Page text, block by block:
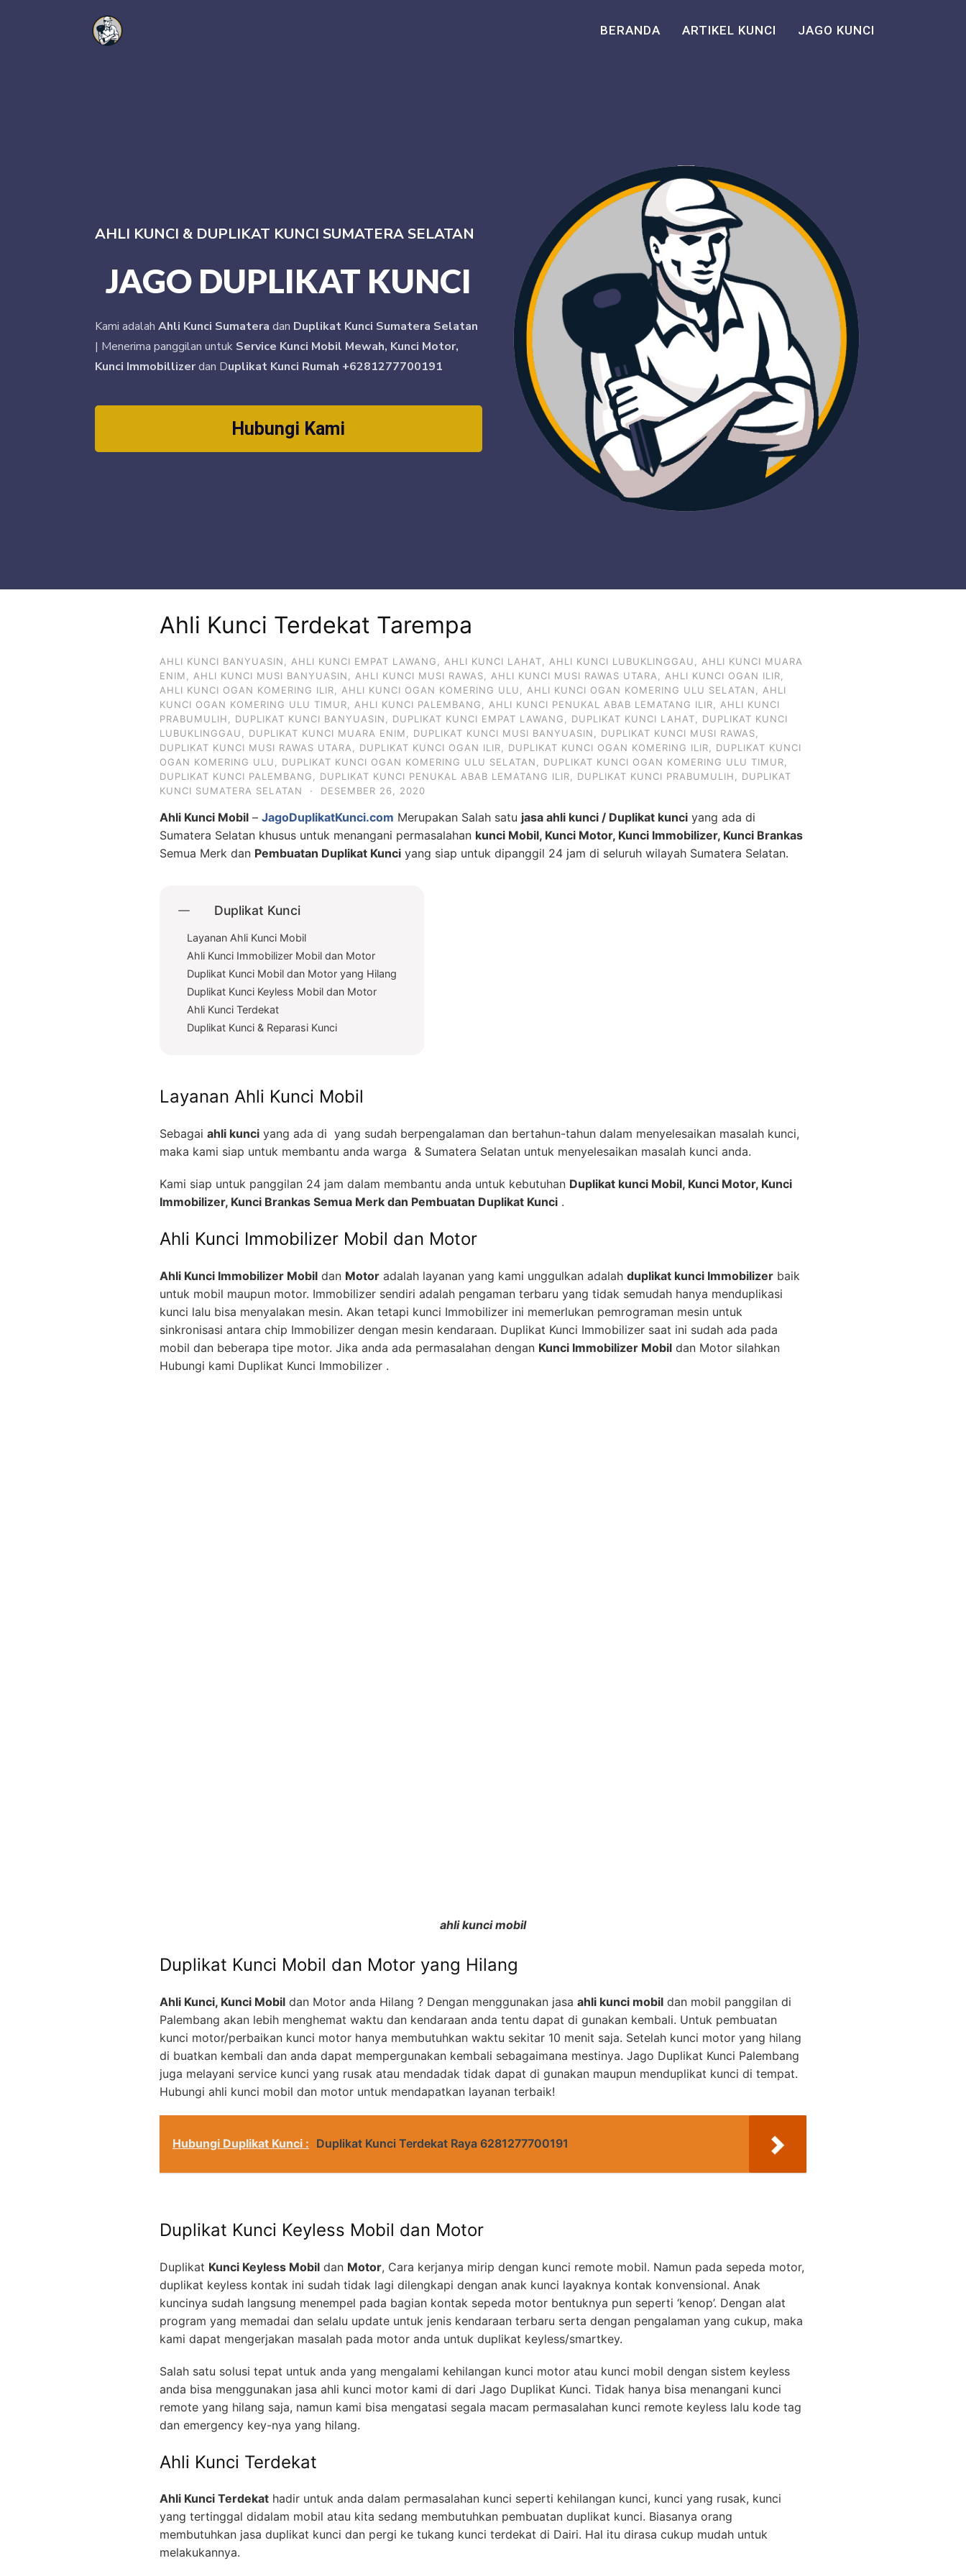
BERANDA ARTIKEL KUNCI JAGO KUNCI
AHLI KUNCI & DUPLIKAT KUNCI SUMATERA SELATAN
JAGO DUPLIKAT KUNCI
Kami adalah Ahli Kunci Sumatera dan Duplikat Kunci Sumatera Selatan
| Menerima panggilan untuk Service Kunci Mobil Mewah, Kunci Motor,
Kunci Immobillizerdan Duplikat Kunci Rumah +6281277700191
Hubungi Kami
Ahli Kunci Terdekat Tarempa
AHLI KUNCI BANYUASIN AHLI KUNCI EMPAT LAWANG AHLI KUNCI LAHAT AHLI KUNCI LUBUKLINGGAU
AHLI KUNCI MUARA
ENIM
AHLI KUNCI MUSI BANYUASIN AHLI KUNCI MUSI RAWAS AHLI KUNCI MUSI RAWAS UTARA AHLI KUNCI OGAN ILIR
AHLI KUNCI OGAN KOMERING ILIR
AHLI KUNCI OGAN KOMERING ULU AHLI KUNCI OGAN KOMERING ULU SELATAN
AHLI
KUNCI OGAN KOMERING ULU TIMUR
AHLI KUNCI PALEMBANG AHLI KUNCI PENUKAL ABAB LEMATANG ILIR
AHLI KUNCI
PRABUMULIH
DUPLIKAT KUNCI BANYUASIN DUPLIKAT KUNCI EMPAT LAWANG DUPLIKAT KUNCI LAHAT
DUPLIKAT KUNCI
LUBUKLINGGAU
DUPLIKAT KUNCI MUARA ENIM DUPLIKAT KUNCI MUSI BANYUASIN DUPLIKAT KUNCI MUSI RAWAS
DUPLIKAT KUNCI MUSI RAWAS UTARA
DUPLIKAT KUNCI OGAN ILIR DUPLIKAT KUNCI OGAN KOMERING ILIR
DUPLIKAT KUNCI
OGAN KOMERING ULU
DUPLIKAT KUNCI OGAN KOMERING ULU SELATAN DUPLIKAT KUNCI OGAN KOMERING ULU TIMUR
DUPLIKAT KUNCI PALEMBANG
DUPLIKAT KUNCI PENUKAL ABAB LEMATANG ILIR DUPLIKAT KUNCI PRABUMULIH
DUPLIKAT
KUNCI SUMATERA SELATAN
· DESEMBER 26, 2020
Ahli Kunci Mobil – JagoDuplikatKunci.com Merupakan Salah satu jasa ahli kunci / Duplikat kunci yang ada di
Sumatera Selatan khusus untuk menangani permasalahan kunci Mobil, Kunci Motor, Kunci Immobilizer, Kunci Brankas
Semua Merk dan Pembuatan Duplikat Kunci yang siap untuk dipanggil 24 jam di seluruh wilayah Sumatera Selatan.
Duplikat Kunci
Layanan Ahli Kunci Mobil
Ahli Kunci Immobilizer Mobil dan Motor
Duplikat Kunci Mobil dan Motor yang Hilang
Duplikat Kunci Keyless Mobil dan Motor
Ahli Kunci Terdekat
Duplikat Kunci & Reparasi Kunci
Layanan Ahli Kunci Mobil
Sebagai ahli kunci yang ada di yang sudah berpengalaman dan bertahun-tahun dalam menyelesaikan masalah kunci,
maka kami siap untuk membantu anda warga & Sumatera Selatan untuk menyelesaikan masalah kunci anda.
Kami siap untuk panggilan 24 jam dalam membantu anda untuk kebutuhan Duplikat kunci Mobil, Kunci Motor, Kunci
Immobilizer, Kunci Brankas Semua Merk dan Pembuatan Duplikat Kunci .
Ahli Kunci Immobilizer Mobil dan Motor
Ahli Kunci Immobilizer Mobil dan Motor adalah layanan yang kami unggulkan adalah duplikat kunci Immobilizer baik
untuk mobil maupun motor. Immobilizer sendiri adalah pengaman terbaru yang tidak semudah hanya menduplikasi
kunci lalu bisa menyalakan mesin. Akan tetapi kunci Immobilizer ini memerlukan pemrograman mesin untuk
sinkronisasi antara chip Immobilizer dengan mesin kendaraan. Duplikat Kunci Immobilizer saat ini sudah ada pada
mobil dan beberapa tipe motor. Jika anda ada permasalahan dengan Kunci Immobilizer Mobil dan Motor silahkan
Hubungi kami Duplikat Kunci Immobilizer .
ahli kunci mobil
Duplikat Kunci Mobil dan Motor yang Hilang
Ahli Kunci, Kunci Mobil dan Motor anda Hilang ? Dengan menggunakan jasa ahli kunci mobil dan mobil panggilan di
Palembang akan lebih menghemat waktu dan kendaraan anda tentu dapat di gunakan kembali. Untuk pembuatan
kunci motor/perbaikan kunci motor hanya membutuhkan waktu sekitar 10 menit saja. Setelah kunci motor yang hilang
di buatkan kembali dan anda dapat mempergunakan kembali sebagaimana mestinya. Jago Duplikat Kunci Palembang
juga melayani service kunci yang rusak atau mendadak tidak dapat di gunakan maupun menduplikat kunci di tempat.
Hubungi ahli kunci mobil dan motor untuk mendapatkan layanan terbaik!
Hubungi Duplikat Kunci : Duplikat Kunci Terdekat Raya 6281277700191
Duplikat Kunci Keyless Mobil dan Motor
Duplikat Kunci Keyless Mobil dan Motor, Cara kerjanya mirip dengan kunci remote mobil. Namun pada sepeda motor,
duplikat keyless kontak ini sudah tidak lagi dilengkapi dengan anak kunci layaknya kontak konvensional. Anak
kuncinya sudah langsung menempel pada bagian kontak sepeda motor bentuknya pun seperti ‘kenop’. Dengan alat
program yang memadai dan selalu update untuk jenis kendaraan terbaru serta dengan pengalaman yang cukup, maka
kami dapat mengerjakan masalah pada motor anda untuk duplikat keyless/smartkey.
Salah satu solusi tepat untuk anda yang mengalami kehilangan kunci motor atau kunci mobil dengan sistem keyless
anda bisa menggunakan jasa ahli kunci motor kami di dari Jago Duplikat Kunci. Tidak hanya bisa menangani kunci
remote yang hilang saja, namun kami bisa mengatasi segala macam permasalahan kunci remote keyless lalu kode tag
dan emergency key-nya yang hilang.
Ahli Kunci Terdekat
Ahli Kunci Terdekat hadir untuk anda dalam permasalahan kunci seperti kehilangan kunci, kunci yang rusak, kunci
yang tertinggal didalam mobil atau kita sedang membutuhkan pembuatan duplikat kunci. Biasanya orang
membutuhkan jasa duplikat kunci dan pergi ke tukang kunci terdekat di Dairi. Hal itu dirasa cukup mudah untuk
melakukannya.